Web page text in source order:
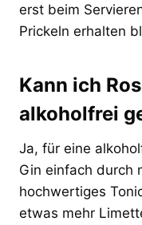
erst beim
Prickeln erhalten
Kann ich
alkoholfrei
Ja, für eine
Gin einfach durch
hochwertiges
etwas mehr